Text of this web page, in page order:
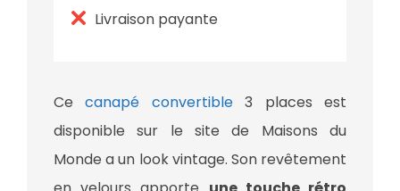
Livraison payante
Cecanapé convertible3 places est
disponible sur le site de Maisons du
Monde a un look vintage. Son revêtement